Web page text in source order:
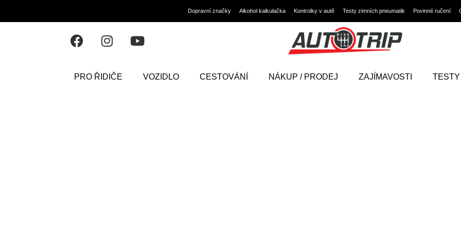
Dopravní značky Alkohol kalkulačka Kontrolky v autě Testy zimních pneumatik Povinné ručení
PRO ŘIDIČE VOZIDLO CESTOVÁNÍ NÁKUP / PRODEJ ZAJÍMAVOSTI TESTY